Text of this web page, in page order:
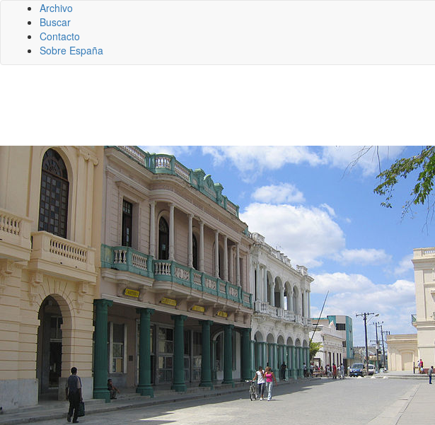
Archivo
Buscar
Contacto
Sobre España